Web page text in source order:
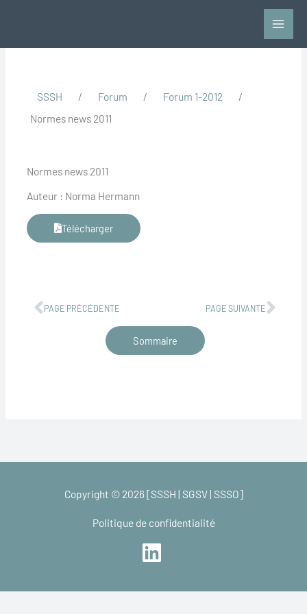
SSSH / Forum / Forum 1-2012
/
Normes news 2011
Normes news 2011
Auteur : Norma Hermann
Télécharger
PAGE PRÉCÉDENTE PAGE SUIVANTE
Sommaire
Copyright © 2026 [SSSH | SGSV | SSSO]
Politique de confidentialité